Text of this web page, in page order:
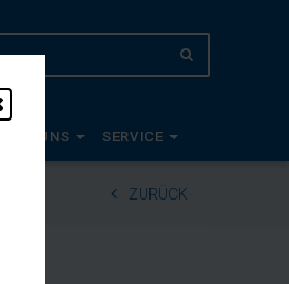
ÜBER UNS SERVICE
ZURÜCK